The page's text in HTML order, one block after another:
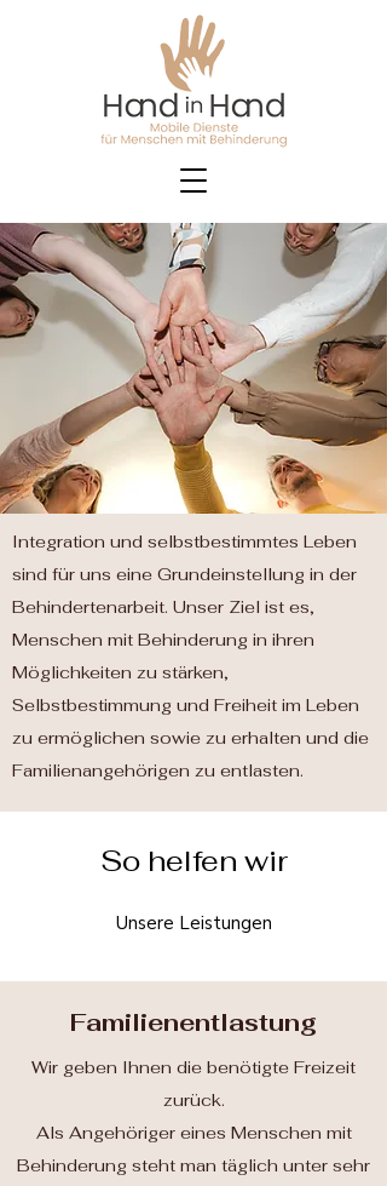
Integration und selbstbestimmtes Leben
sind für uns eine Grundeinstellung in der
Behindertenarbeit. Unser Ziel ist es,
Menschen mit Behinderung in ihren
Möglichkeiten zu stärken,
Selbstbestimmung und Freiheit im Leben
zu ermöglichen sowie zu erhalten und die
Familienangehörigen zu entlasten.
So helfen wir
Unsere Leistungen
Familienentlastung
Wir geben Ihnen die benötigte Freizeit
zurück.
Als Angehöriger eines Menschen mit
Behinderung steht man täglich unter sehr